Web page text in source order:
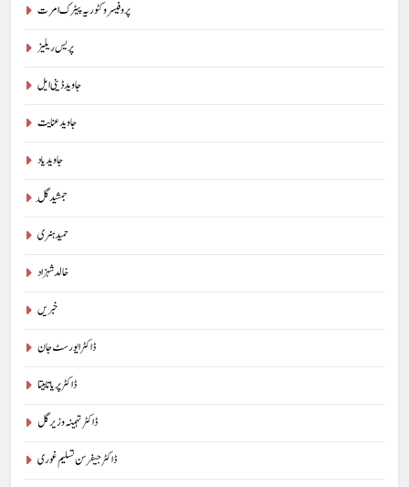
پروفیسر وکٹوریہ پیٹرک امرت
پریس ریلیز
جاوید ڈینی ایل
جاوید عنایت
جاوید یاد
جمشید گِل
حمید ہنری
خالد شہزاد
خبریں
ڈاکٹر ایورسٹ جان
ڈاکٹر پریا تابیتا
ڈاکٹر تہمینہ وزیر گل
ڈاکٹر جیفرسن تسلیم غوری